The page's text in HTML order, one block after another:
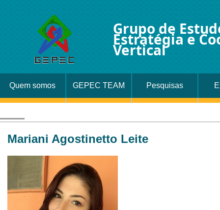
Grupo de
Estratégia e
Vertical
Quem somos GEPEC TEAM Pesquisas
Mariani Agostinetto Leite